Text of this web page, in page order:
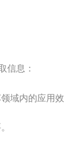
信息：
域内的应用效